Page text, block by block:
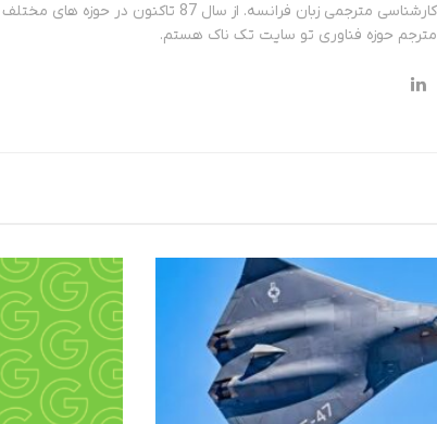
کارشناسی مترجمی زبان فرانسه. از سال
مترجم حوزه فناوری تو سایت تک ناک هستم.